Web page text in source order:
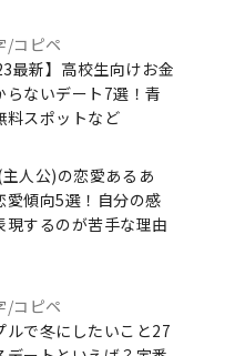
/コピペ
最新】高校生向けお金
らないデート7選！青
料スポットなど
主人公)の恋愛あるあ
愛傾向5選！自分の感
現するのが苦手な理由
/コピペ
ルで冬にしたいこと27